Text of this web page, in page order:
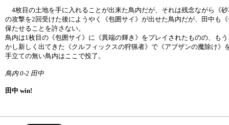
4枚目の土地を手に入れることが出来た鳥内だが、それは残念ながら《
の攻撃を2回受けた後にようやく《包囲サイ》が出せた鳥内だが、田中も
保たせることを許さない。
鳥内は1枚目の《包囲サイ》に《異端の輝き》をプレイされたものの、も
かし新しく出てきた《クルフィックスの狩猟者》で《アブザンの魔除け》
手立ての無い鳥内はここで投了。
鳥内 0-2 田中
田中 win!